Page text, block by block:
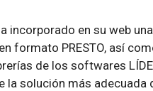
incorporado en su web
formato PRESTO, así
de los softwares
la solución más adecuada